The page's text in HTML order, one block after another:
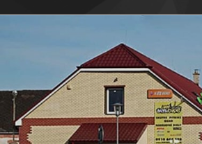
Piaggio-Free 50 DT 99 - ZAPC390
Piaggio-Free 50 DT 99 - ZAPC390
Piaggio-Free 50 Post DT 99 - FCS2T
Piaggio-Free 50 Post DT 99 - FCS2T